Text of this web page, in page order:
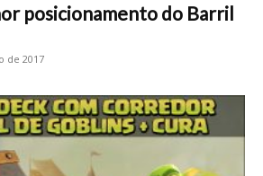
posicionamento do Barril
de 2017